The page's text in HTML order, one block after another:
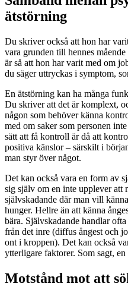
ätstörning
Du skriver också att hon har
vara grunden till hennes
är så att hon har varit med om
du säger uttryckas i symptom,
En ätstörning kan ha många
Du skriver att det är komplext,
någon som behöver känna
med om saker som personen
sätt att få kontroll är då att
positiva känslor – särskilt i
man styr över något.
Det kan också vara en form av
sig själv om en inte upplever att
självskadande där man vill
hunger. Hellre än att känna
bära. Självskadande handlar
från det inre (diffus ångest och
ont i kroppen). Det kan också
ytterligare faktorer. Som sagt,
Motstånd mot att